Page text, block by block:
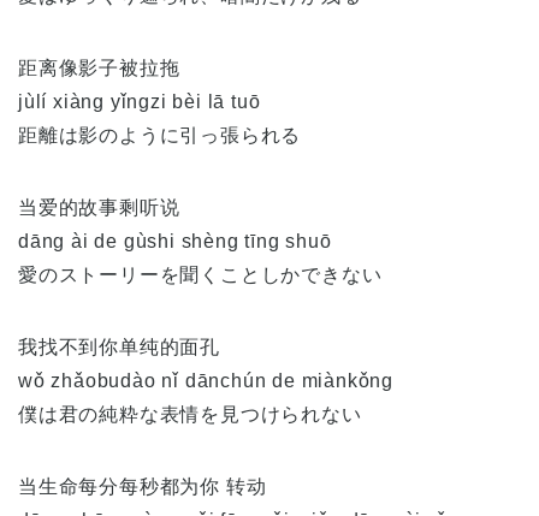
距离像影子被拉拖
jùlí xiàng yǐngzi bèi lā tuō
距離は影のように引っ張られる
当爱的故事剩听说
dāng ài de gùshi shèng tīng shuō
愛のストーリーを聞くことしかできない
我找不到你单纯的面孔
wǒ zhǎobudào nǐ dānchún de miànkǒng
僕は君の純粋な表情を見つけられない
当生命每分每秒都为你 转动